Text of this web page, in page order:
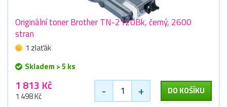
Originální toner Brother TN-2120Bk, černý, 2600
stran
1 zlaťák
Skladem > 5 ks
1 813 Kč
1 498 Kč - + DO KOŠÍKU